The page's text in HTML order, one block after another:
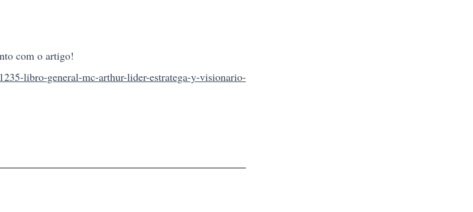
com o artigo!
libro-general-mc-arthur-lider-estratega-y-visionario-